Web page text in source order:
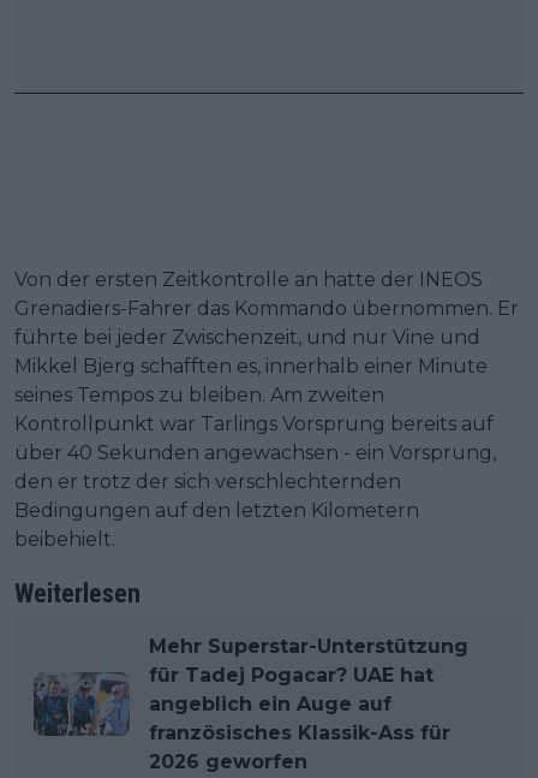
Von der ersten Zeitkontrolle an hatte der INEOS
Grenadiers-Fahrer das Kommando übernommen. Er
führte bei jeder Zwischenzeit, und nur Vine und
Mikkel Bjerg schafften es, innerhalb einer Minute
seines Tempos zu bleiben. Am zweiten
Kontrollpunkt war Tarlings Vorsprung bereits auf
über 40 Sekunden angewachsen - ein Vorsprung,
den er trotz der sich verschlechternden
Bedingungen auf den letzten Kilometern
beibehielt.
Weiterlesen
Mehr Superstar-Unterstützung
für Tadej Pogacar? UAE hat
angeblich ein Auge auf
französisches Klassik-Ass für
2026 geworfen